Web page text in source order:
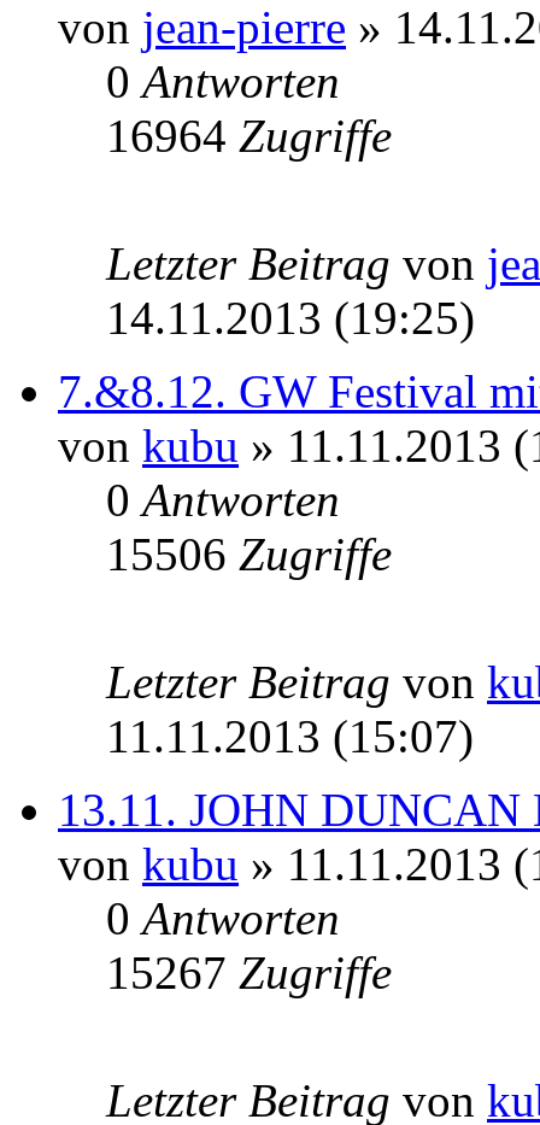
von jean-pierre »
0Antworten
16964 Zugriffe
Letzter Beitrag von
14.11.2013 (19:25)
7.&8.12. GW Festival
von kubu » 11.11.2013
0Antworten
15506 Zugriffe
Letzter Beitrag von
11.11.2013 (15:07)
13.11. JOHN DUNCAN
von kubu » 11.11.2013
0Antworten
15267 Zugriffe
Letzter Beitrag von